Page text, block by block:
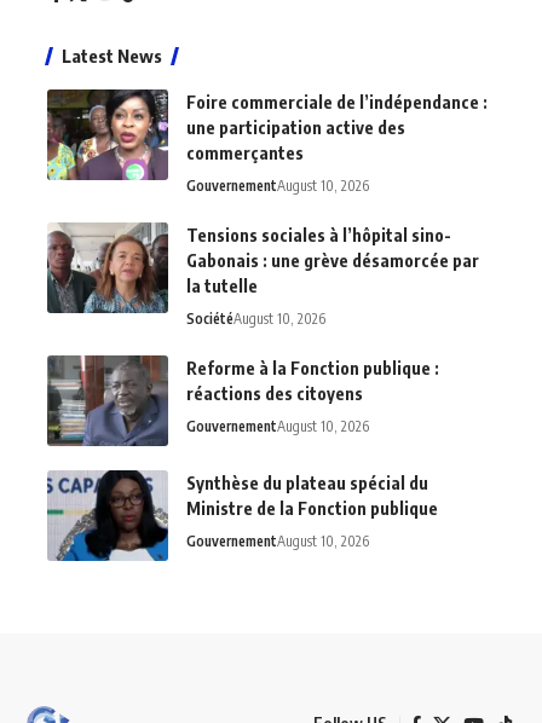
Latest News
Foire commerciale de l’indépendance :
une participation active des
commerçantes
GouvernementAugust 10, 2026
Tensions sociales à l’hôpital sino-
Gabonais : une grève désamorcée par
la tutelle
SociétéAugust 10, 2026
Reforme à la Fonction publique :
réactions des citoyens
GouvernementAugust 10, 2026
Synthèse du plateau spécial du
Ministre de la Fonction publique
GouvernementAugust 10, 2026